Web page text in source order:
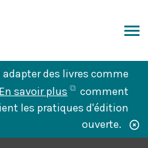
des livres comme
En savoir plus
(ouvre
dans
un
nouvel
comment
les pratiques d'édition
ouverte.